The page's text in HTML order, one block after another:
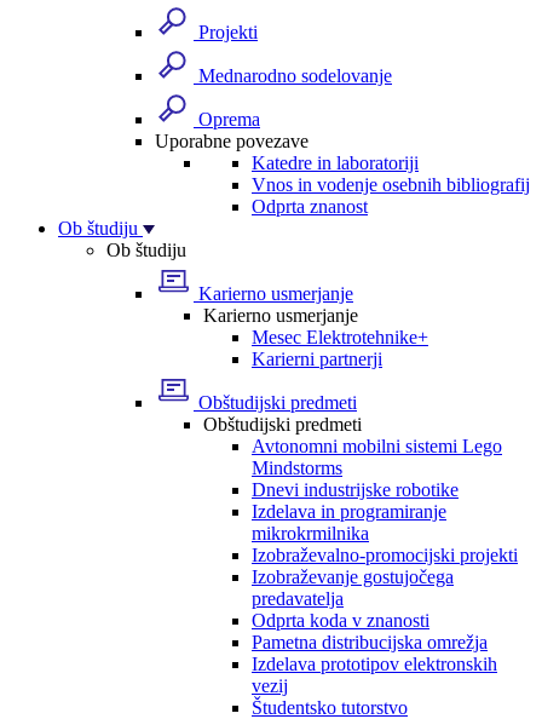
Projekti
Mednarodno sodelovanje
Oprema
Uporabne povezave
Katedre in laboratoriji
Vnos in vodenje osebnih bibliografij
Odprta znanost
Ob študiju
Ob študiju
Karierno usmerjanje
Karierno usmerjanje
Mesec Elektrotehnike+
Karierni partnerji
Obštudijski predmeti
Obštudijski predmeti
Avtonomni mobilni sistemi Lego
Mindstorms
Dnevi industrijske robotike
Izdelava in programiranje
mikrokrmilnika
Izobraževalno-promocijski projekti
Izobraževanje gostujočega
predavatelja
Odprta koda v znanosti
Pametna distribucijska omrežja
Izdelava prototipov elektronskih
vezij
Študentsko tutorstvo